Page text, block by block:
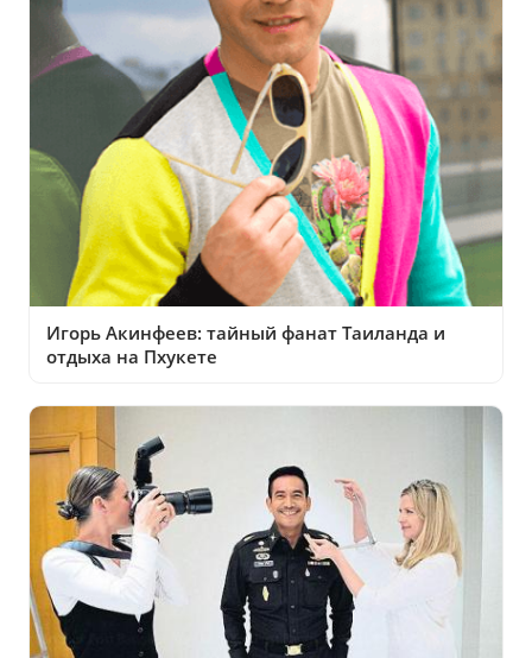
Игорь Акинфеев: тайный фанат Таиланда и
отдыха на Пхукете